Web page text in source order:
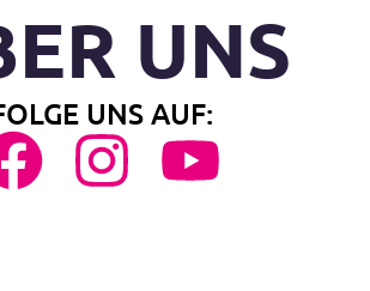
UNS
UNS AUF: